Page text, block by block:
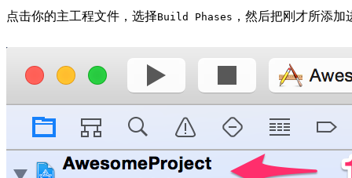
点击你的主工程文件，选择Build Phases ，然后把刚才所添加